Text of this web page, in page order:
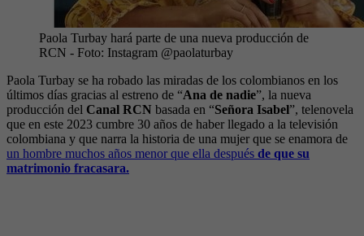
Paola Turbay hará parte de una nueva producción de
RCN - Foto: Instagram @paolaturbay
Paola Turbay se ha robado las miradas de los colombianos en los
últimos días gracias al estreno de “Ana de nadie”, la nueva
producción del Canal RCN basada en “Señora Isabel”, telenovela
que en este 2023 cumbre 30 años de haber llegado a la televisión
colombiana y que narra la historia de una mujer que se enamora de
un hombre muchos años menor que ella después de que su
matrimonio fracasara.